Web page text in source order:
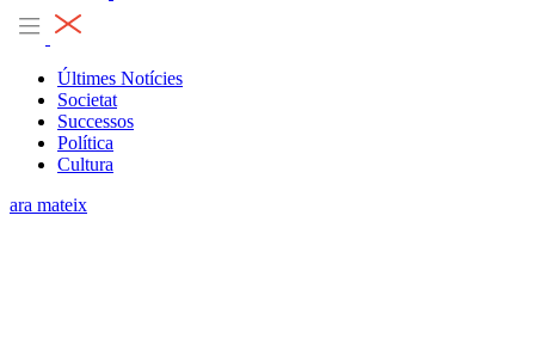
Últimes Notícies
Societat
Successos
Política
Cultura
ara mateix